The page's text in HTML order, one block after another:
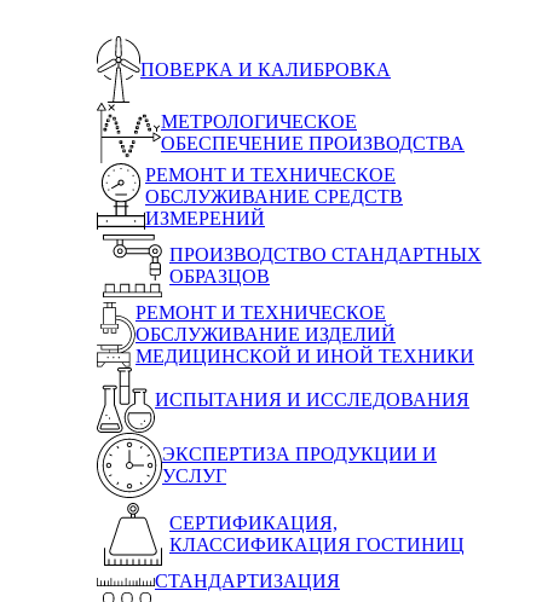
ПОВЕРКА И КАЛИБРОВКА
МЕТРОЛОГИЧЕСКОЕ
ОБЕСПЕЧЕНИЕ ПРОИЗВОДСТВА
РЕМОНТ И ТЕХНИЧЕСКОЕ
ОБСЛУЖИВАНИЕ СРЕДСТВ
ИЗМЕРЕНИЙ
ПРОИЗВОДСТВО СТАНДАРТНЫХ
ОБРАЗЦОВ
РЕМОНТ И ТЕХНИЧЕСКОЕ
ОБСЛУЖИВАНИЕ ИЗДЕЛИЙ
МЕДИЦИНСКОЙ И ИНОЙ ТЕХНИКИ
ИСПЫТАНИЯ И ИССЛЕДОВАНИЯ
ЭКСПЕРТИЗА ПРОДУКЦИИ И
УСЛУГ
СЕРТИФИКАЦИЯ,
КЛАССИФИКАЦИЯ ГОСТИНИЦ
СТАНДАРТИЗАЦИЯ